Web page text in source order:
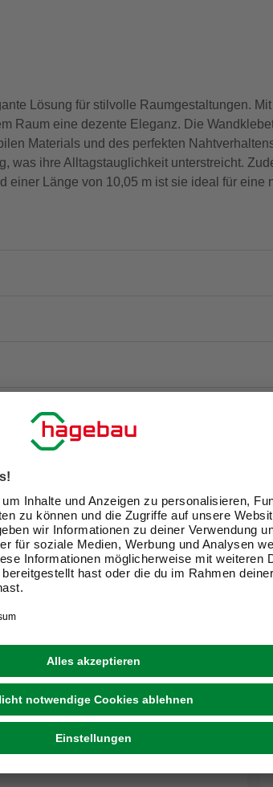
Lösung für stilvolle Raumgestaltungen.
Raum eine dezente Eleganz. Die
Materials und des perfekten
ihre Alltagstauglichkeit unterstreicht.
Länge von 10,05 m ist sie ideal für eine